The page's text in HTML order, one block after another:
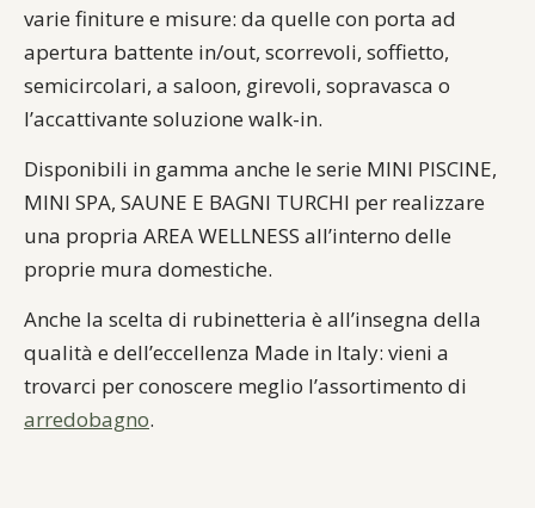
varie finiture e misure: da quelle con porta ad
apertura battente in/out, scorrevoli, soffietto,
semicircolari, a saloon, girevoli, sopravasca o
l’accattivante soluzione walk-in.
Disponibili in gamma anche le serie MINI PISCINE,
MINI SPA, SAUNE E BAGNI TURCHI per realizzare
una propria AREA WELLNESS all’interno delle
proprie mura domestiche.
Anche la scelta di rubinetteria è all’insegna della
qualità e dell’eccellenza Made in Italy: vieni a
trovarci per conoscere meglio l’assortimento di
arredobagno.